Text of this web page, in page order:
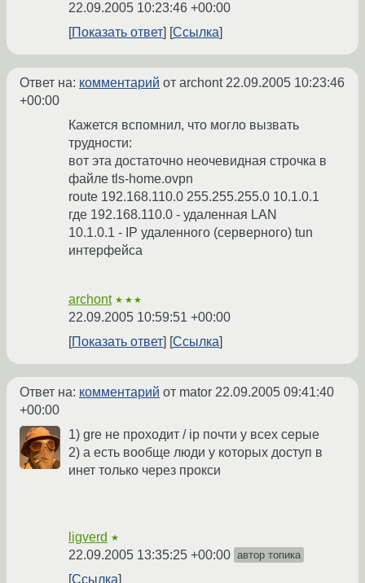
22.09.2005 10:23:46 +00:00
Показать ответ
Ссылка
Ответ на: комментарий от archont22.09.2005 10:23:46
+00:00
Кажется вспомнил, что могло вызвать
трудности:
вот эта достаточно неочевидная строчка в
файле tls-home.ovpn
route 192.168.110.0 255.255.255.0 10.1.0.1
где 192.168.110.0 - удаленная LAN
10.1.0.1 - IP удаленного (серверного) tun
интерфейса
archont ★★★
22.09.2005 10:59:51 +00:00
Показать ответ
Ссылка
Ответ на: комментарий от mator 22.09.2005 09:41:40
+00:00
1) gre не проходит / ip почти у всех серые
2) а есть вообще люди у которых доступ в
инет только через прокси
ligverd ★
22.09.2005 13:35:25 +00:00 автор топика
Ссылка